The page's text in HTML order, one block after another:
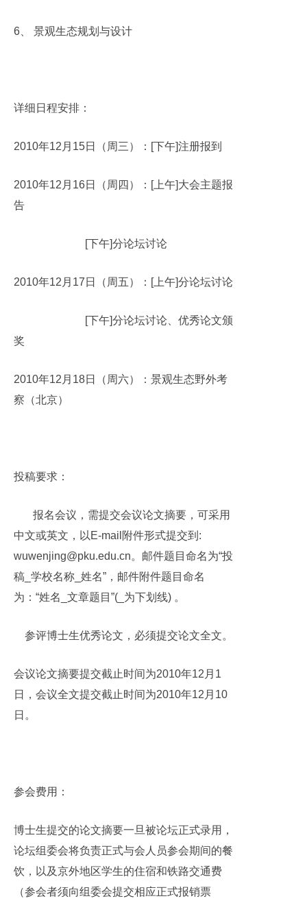
6 景观生态规划与设计
详细日程安排：
2010年12 月 15日（周三）： [下午]注册报到
2010年12 月 16日（周四）： [上午]大会主题报
告
[下午]分论坛讨论
2010年12 月 17 日（周五）： [上午]分论坛讨论
[下午]分论坛讨论、优秀论文颁
奖
2010年12 月 18日（周六）：景观生态野外考
察（北京）
投稿要求：
报名会议，需提交会议论文摘要，可采用
中文或英文，以 E-mail 附件形式提交到 :
wuwenjing@pku.edu.cn。邮件题目命名为“投
稿 学校名称 姓名”，邮件附件题目命名
为：“姓名
文章题目”(_ 为下划线) 。
参评博士生优秀论文，必须提交论文全文。
会议论文摘要提交截止时间为2010年12 月 1
日，会议全文提交截止时间为2010年12 月 10
日。
参会费用：
博士生提交的论文摘要一旦被论坛正式录用，
论坛组委会将负责正式与会人员参会期间的餐
饮，以及京外地区学生的住宿和铁路交通费
（参会者须向组委会提交相应正式报销票